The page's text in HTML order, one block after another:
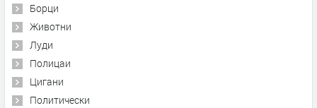
Борци
Животни
Луди
Полицаи
Цигани
Политически